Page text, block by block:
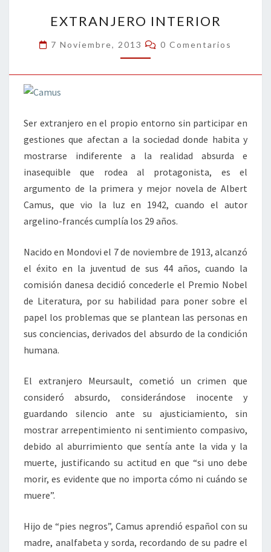
k
tir
INTERIOR
EXTRANJERO INTERIOR
7 Noviembre, 2013 Comentarios
0 Comentarios
Ser extranjero en el propio entorno sin participar en
gestiones que afectan a la sociedad donde habita y
mostrarse indiferente a la realidad absurda e
inasequible que rodea al protagonista, es el
argumento de la primera y mejor novela de Albert
Camus, que vio la luz en 1942, cuando el autor
argelino-francés cumplía los 29 años.
Nacido en Mondovi el 7 de noviembre de 1913, alcanzó
el éxito en la juventud de sus 44 años, cuando la
comisión danesa decidió concederle el Premio Nobel
de Literatura, por su habilidad para poner sobre el
papel los problemas que se plantean las personas en
sus conciencias, derivados del absurdo de la condición
humana.
El extranjero Meursault, cometió un crimen que
consideró absurdo, considerándose inocente y
guardando silencio ante su ajusticiamiento, sin
mostrar arrepentimiento ni sentimiento compasivo,
debido al aburrimiento que sentía ante la vida y la
muerte, justificando su actitud en que “si uno debe
morir, es evidente que no importa cómo ni cuándo se
muere”.
Hijo de “pies negros”, Camus aprendió español con su
madre, analfabeta y sorda, recordando de su padre el